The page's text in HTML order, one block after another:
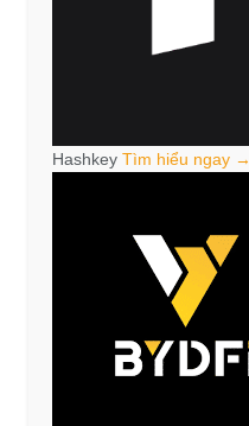
Hashkey Tìm hiểu ngay →